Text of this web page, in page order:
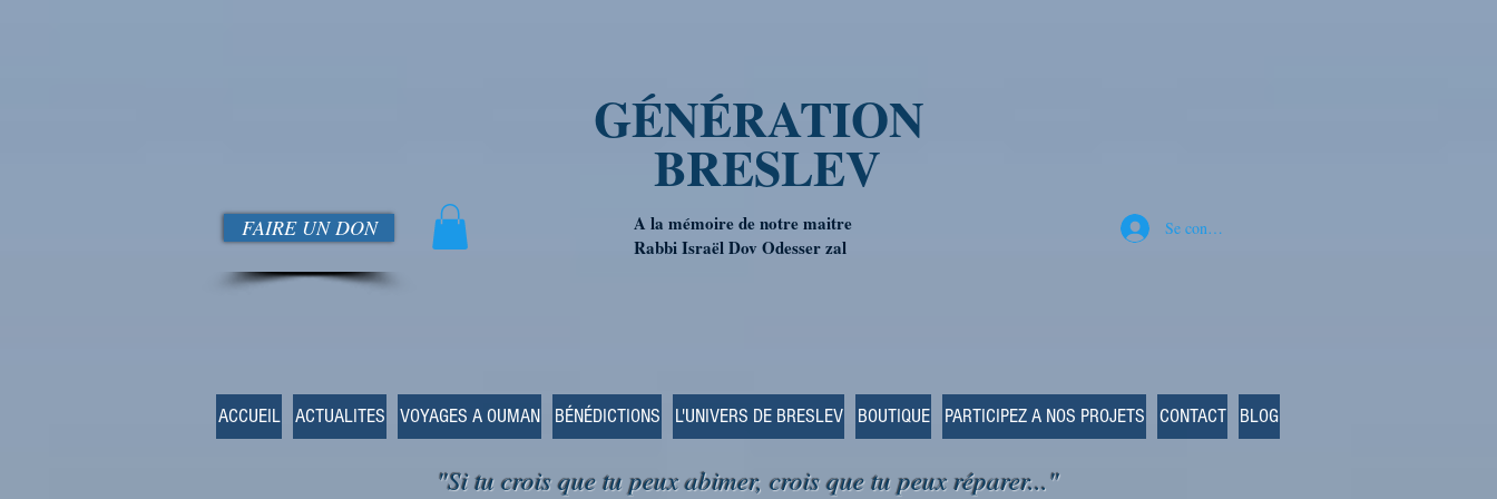
GÉNÉRATION
BRESLEV
FAIRE UN DON
A la mémoire de notre maitre
Rabbi Israël Dov Odesser zal
Se connecter
ACCUEIL ACTUALITES VOYAGES A OUMAN BÉNÉDICTIONS L'UNIVERS DE BRESLEV BOUTIQUE PARTICIPEZ A NOS PROJETS CONTACT BLOG
"Si tu crois que tu peux abimer, crois que tu peux réparer..."